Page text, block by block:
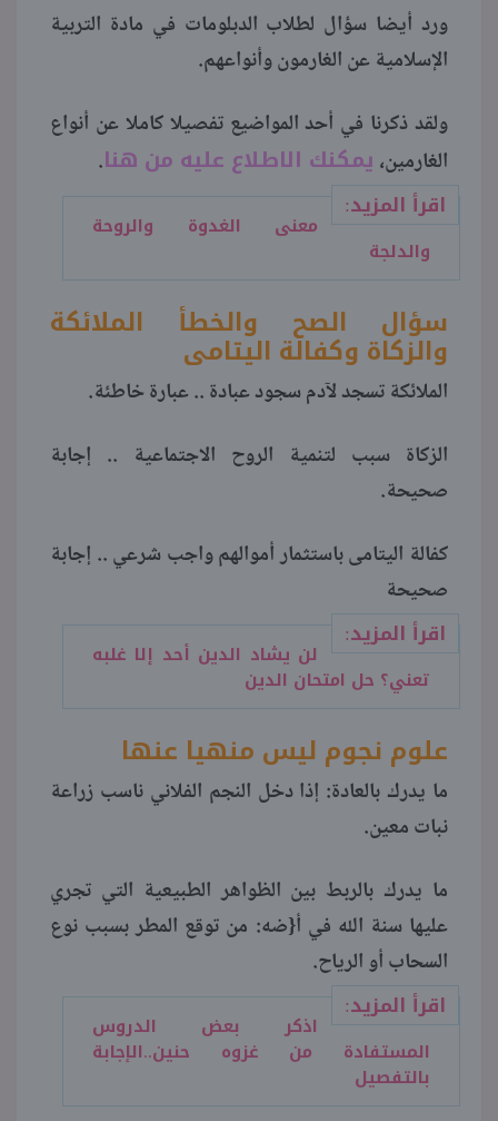
ورد أيضا سؤال لطلاب الدبلومات في مادة التربية
الإسلامية عن الغارمون وأنواعهم.
ولقد ذكرنا في أحد المواضيع تفصيلا كاملا عن أنواع
الغارمين، يمكنك الاطلاع عليه من هنا.
اقرأ المزيد:
معنى الغدوة والروحة
والدلجة
سؤال الصح والخطأ الملائكة
والزكاة وكفالة اليتامى
الملائكة تسجد لآدم سجود عبادة .. عبارة خاطئة.
الزكاة سبب لتنمية الروح الاجتماعية .. إجابة
صحيحة.
كفالة اليتامى باستثمار أموالهم واجب شرعي .. إجابة
صحيحة
اقرأ المزيد:
لن يشاد الدين أحد إلا غلبه
تعني؟ حل امتحان الدين
علوم نجوم ليس منهيا عنها
ما يدرك بالعادة: إذا دخل النجم الفلاني ناسب زراعة
نبات معين.
ما يدرك بالربط بين الظواهر الطبيعية التي تجري
عليها سنة الله في أ{ضه: من توقع المطر بسبب نوع
السحاب أو الرياح.
اقرأ المزيد:
اذكر بعض الدروس
المستفادة من غزوه حنين..الإجابة
بالتفصيل